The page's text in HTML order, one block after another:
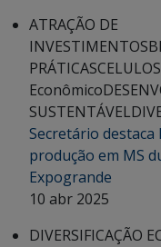
ATRAÇÃO DE
INVESTIMENTOS
PRÁTICAS
Econômico
SUSTENTÁVEL
Secretário destaca
produção em MS
Expogrande
10 abr 2025
DIVERSIFICAÇÃO